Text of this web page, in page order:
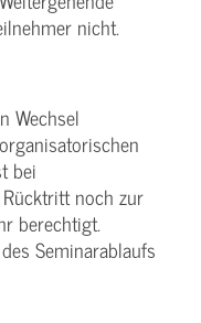
nicht.
Wechsel
bei
noch zur
berechtigt.
Seminarablaufs